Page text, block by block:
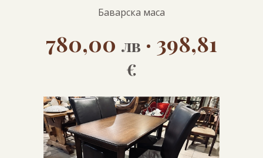
Баварска маса
780,00 лв · 398,81
€